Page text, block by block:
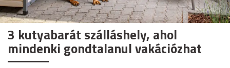
3 kutyabarát szálláshely, ahol
mindenki gondtalanul vakációzhat